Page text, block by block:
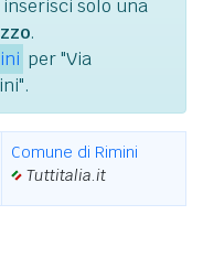
inserisci solo una
.
per "Via
Comune di Rimini
Tuttitalia.it